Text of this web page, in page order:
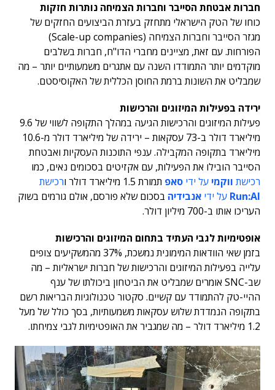
חברות אבטחת הסייבר וחברות הצמיחה נותרות חזקות
כוחו של הטק הישראלי מתחזק בעזרת הביצועים החזקים של
מגזר הסייבר וחברות הצמיחה (Scale-up companies)
הפורחות. עם זאת, מציינים מחברי הדו"ח, חברות בשלבים
מוקדמים יותר התמודדו השנה עם אתגרים משמעותיים יותר – מה
שמבליט את השונות ברמת החוסן הכללית של האקוסיסטם.
ירידה בפעילות המיזוגים והרכישות
פעילות המיזוגים והרכישות הגיעה במהלך התקופה לשווי של 9.6
מיליארד דולר ב-73 עסקאות – ירידה של מיליארד דולר מ-10.6
מיליארד בתקופה המקבילה. ענפי התוכנות העסקיות ואבטחת
הסייבר הובילו את הפעילות, עם אקזיטים בסכומים נאים, כמו
רכישת ווקמי על ידי סאפ תמורת 1.5 מיליארד דולר ו
רכישת
Run:AI על ידי אנבידיה בסכום שלא פורסם, אולם גורמים בשוק
העריכו אותו ב-700 מיליון דולר.
אופטימיות לגבי העתיד בתחום המיזוגים והרכישות
בזמן שאי הוודאות המימונית נמשכת, 37% מהמשקיעים צופים
עלייה בפעילות המיזוגים והרכישות של חברות ישראליות – מה
שב-SNC אומרים שמבליט את הביטחון ביכולתו של ענף
ההיי-טק להתמודד עם קשיים. סקטור טכנולוגיות הבריאות רשם
בתקופה הנמדדת שלוש עסקאות משמעותיות, בסך כולל של מעל
1.2 מיליארד דולר – מה שמגביר את האופטימיות לגבי צמיחתו.